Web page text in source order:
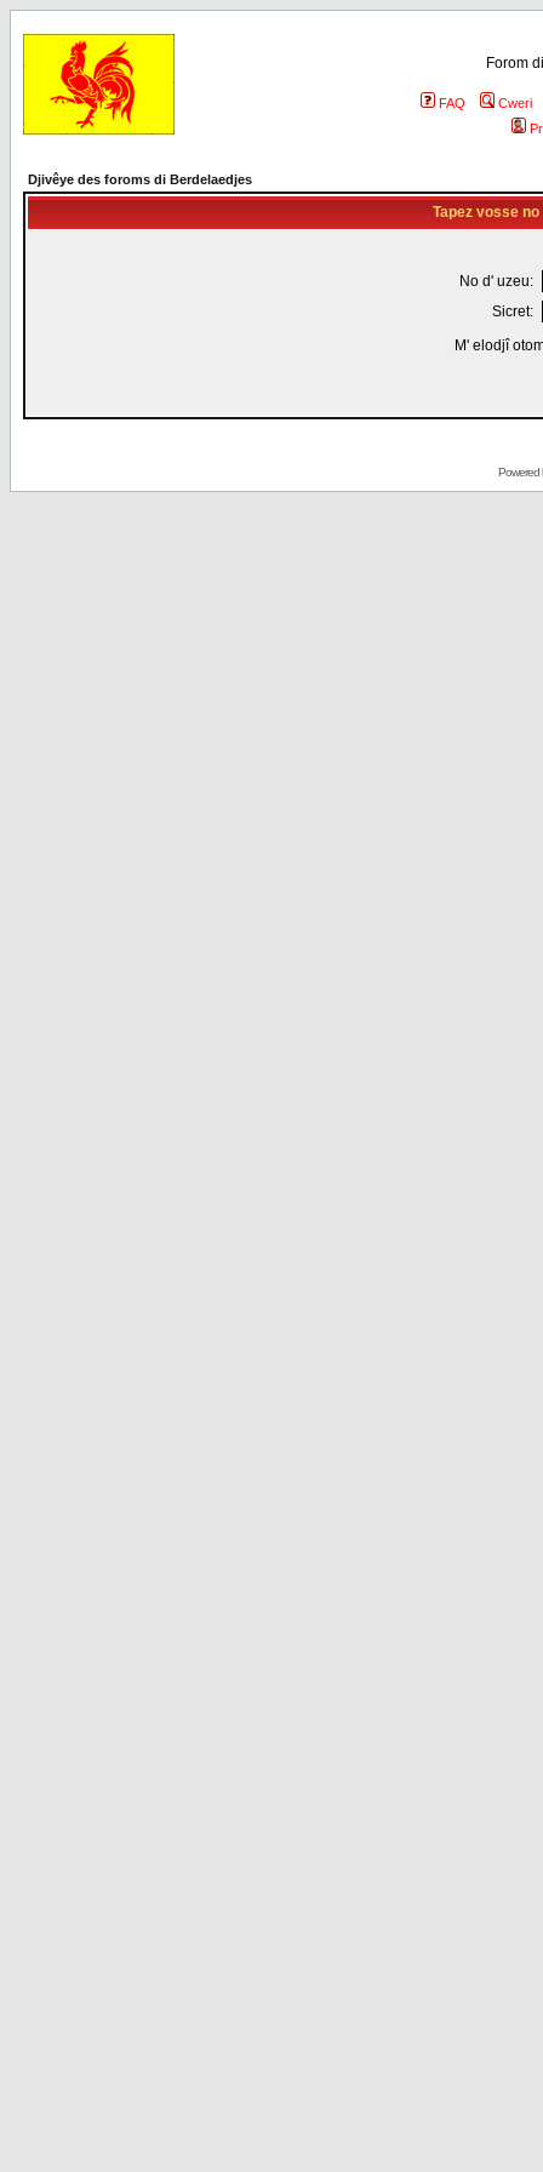
Forom
FAQ
Cweri
Djivêye des foroms di Berdelaedjes
Tapez vosse
No d' uzeu:
Sicret:
M' elodjî
Powered